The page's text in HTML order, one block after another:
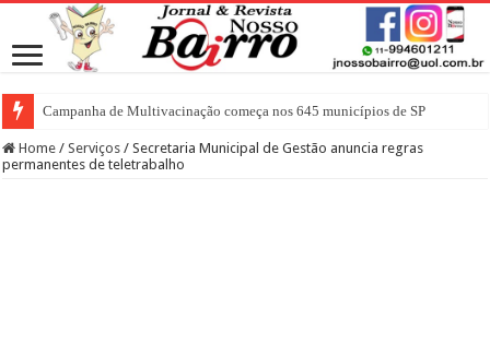
Campanha de Multivacinação começa nos 645 municípios de SP
Home / Serviços / Secretaria Municipal de Gestão anuncia regras
permanentes de teletrabalho